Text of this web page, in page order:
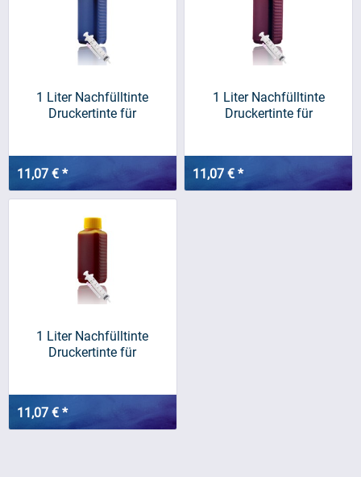
1 Liter Nachfülltinte
Druckertinte für
11,07 € *
1 Liter Nachfülltinte
Druckertinte für
11,07 € *
1 Liter Nachfülltinte
Druckertinte für
11,07 € *